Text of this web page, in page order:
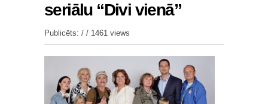
seriālu “Divi vienā”
Publicēts: / / 1461 views